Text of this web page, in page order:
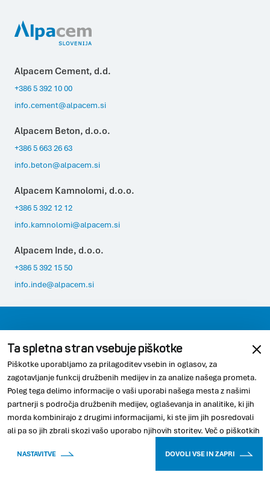
Alpacem Cement, d.d.
+386 5 392 10 00
info.cement@alpacem.si
Alpacem Beton, d.o.o.
+386 5 663 26 63
info.beton@alpacem.si
Alpacem Kamnolomi, d.o.o.
+386 5 392 12 12
info.kamnolomi@alpacem.si
Alpacem Inde, d.o.o.
+386 5 392 15 50
info.inde@alpacem.si
Kontaktirajte nas Varovanje podatkov
Pravno obvestilo Skladnost
@2026 Alpacem, podjetje znotraj skupine Wietersdorfer
Ta spletna stran vsebuje piškotke
Piškotke uporabljamo za prilagoditev vsebin in oglasov, za
zagotavljanje funkcij družbenih medijev in za analize našega prometa.
Poleg tega delimo informacije o vaši uporabi našega mesta z našimi
partnerji s področja družbenih medijev, oglaševanja in analitike, ki jih
morda kombinirajo z drugimi informacijami, ki ste jim jih posredovali
ali pa so jih zbrali skozi vašo uporabo njihovih storitev. Več o piškotkih
NASTAVITVE DOVOLI VSE IN ZAPRI